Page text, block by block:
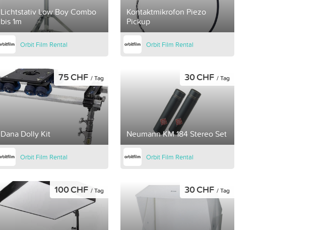
Lichtstativ Low Boy Combo
bis 1m
Orbit Film Rental
Kontaktmikrofon Piezo
Pickup
Orbit Film Rental
Dana Dolly Kit
75 CHF / Tag
Orbit Film Rental
Neumann KM 184 Stereo Set
30 CHF / Tag
Orbit Film Rental
100 CHF / Tag 30 CHF / Tag